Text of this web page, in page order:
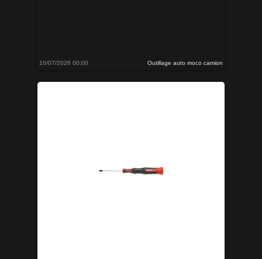
10/07/2026 00:00 Outillage auto moco camion